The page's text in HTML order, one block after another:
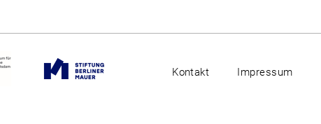
Kontakt Impressum